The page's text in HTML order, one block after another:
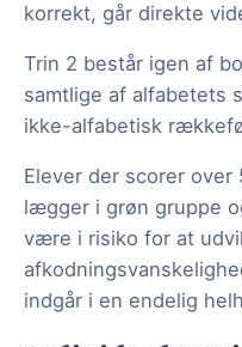
korrekt, går direkte
Trin 2 består igen af
samtlige af alfabetets
ikke-alfabetisk
Elever der scorer
lægger i grøn gruppe
være i risiko for at
indgår i en endelig